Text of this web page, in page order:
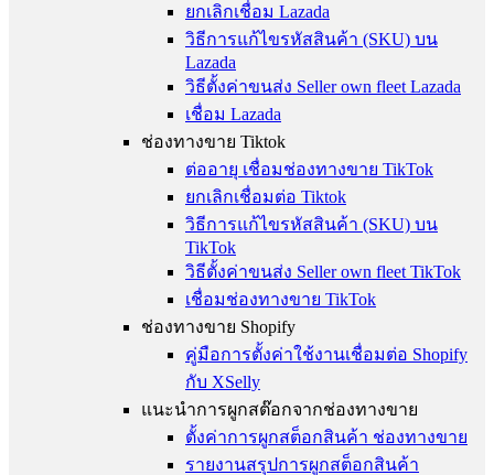
ยกเลิกเชื่อม Lazada
วิธีการแก้ไขรหัสสินค้า (SKU) บน
Lazada
วิธีตั้งค่าขนส่ง Seller own fleet Lazada
เชื่อม Lazada
ช่องทางขาย Tiktok
ต่ออายุ เชื่อมช่องทางขาย TikTok
ยกเลิกเชื่อมต่อ Tiktok
วิธีการแก้ไขรหัสสินค้า (SKU) บน
TikTok
วิธีตั้งค่าขนส่ง Seller own fleet TikTok
เชื่อมช่องทางขาย TikTok
ช่องทางขาย Shopify
คู่มือการตั้งค่าใช้งานเชื่อมต่อ Shopify
กับ XSelly
แนะนำการผูกสต๊อกจากช่องทางขาย
ตั้งค่าการผูกสต็อกสินค้า ช่องทางขาย
รายงานสรุปการผูกสต็อกสินค้า